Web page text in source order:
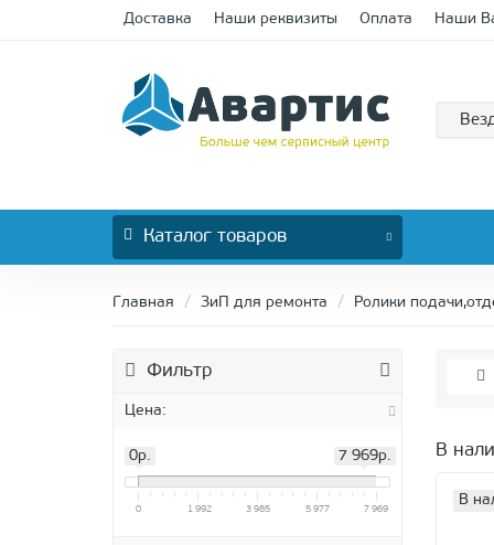
Доставка Наши реквизиты Оплата Наши
Каталог товаров
Главная ЗиП для ремонта Ролики
Фильтр
Цена:
0р. 7 969р.
0 1 992 3 985 5 977 7 969
В
В